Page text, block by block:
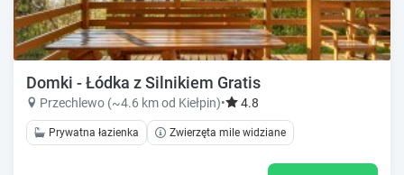
Domki - Łódka z Silnikiem Gratis
Przechlewo (~4.6 km od Kiełpin)• 4.8
Prywatna łazienka Zwierzęta mile widziane